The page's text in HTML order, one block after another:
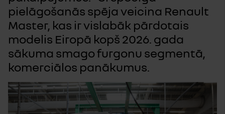
pielāgošanās spēja veicina Renault
Master, kas ir vislabāk pārdotais
modelis Eiropā kopš 2026. gada
sākuma smago furgonu segmentā,
komerciālos panākumus.